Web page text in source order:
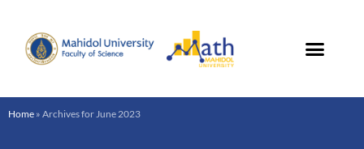
content
Home » Archives for June 2023